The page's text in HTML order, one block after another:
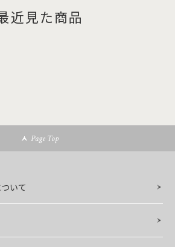
近見た商品
Page Top
いて